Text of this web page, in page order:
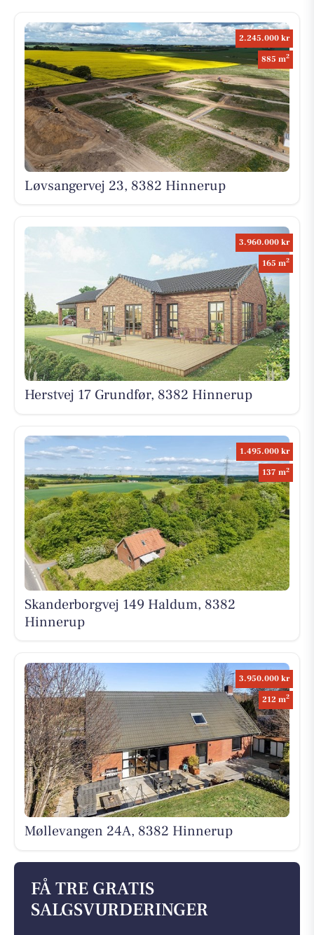
2.245.000 kr
885 m2
Løvsangervej 23, 8382 Hinnerup
3.960.000 kr
165 m2
Herstvej 17 Grundfør, 8382 Hinnerup
1.495.000 kr
137 m2
Skanderborgvej 149 Haldum, 8382
Hinnerup
3.950.000 kr
212 m2
Møllevangen 24A, 8382 Hinnerup
FÅ TRE GRATIS
SALGSVURDERINGER